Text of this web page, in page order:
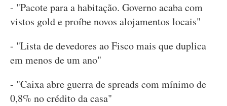
- "Pacote para a habitação. Governo acaba com
vistos gold e proíbe novos alojamentos locais"
- "Lista de devedores ao Fisco mais que duplica
em menos de um ano"
- "Caixa abre guerra de spreads com mínimo de
0,8% no crédito da casa"